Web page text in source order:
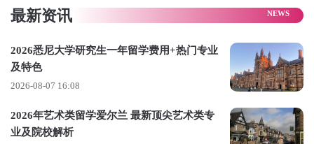
相关得学位，以及不少于两年的戏剧教育或应用剧场经验。
术相关的学位，亦会考虑申请者的相关工作及创作经验。
✓ 主修编剧申请者须具备良好的中文理解及写作能力。
✓ 申请导演专业、编剧及剧场构作专业、应用剧场专业、戏剧
与教育专业还需要提供至少一项专业证明（如下）：
最新资讯
2026悉尼大学研究生一年留学费用+热门专业
及特色
2026-08-07 16:08
2026年艺术类留学爱尔兰 最新顶尖艺术类专
业及院校解析